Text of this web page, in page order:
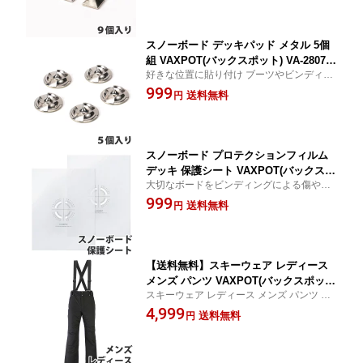
スノーボード デッキパッド メタル 5個
組 VAXPOT(バックスポット) VA-2807
シルバー 金属 5個セット スノボ デッキ
パッド スノーボード 滑り止め スノボ
好きな位置に貼り付け ブーツやビンディン
グの位置にあわせて デッキパッド デッキパ
ット 滑り止め スノボ スノーボード
999円 送料無料
スノーボード プロテクションフィルム
デッキ 保護シート VAXPOT(バックスポ
ット) VA-2858 2枚1組 厚さ0.3mm スノ
ボ ボード 板 デッキ 保護 フィルム ビン
大切なボードをビンディングによる傷やへ
こみから守る 保護フィルム 保護シート
999円 送料無料
【送料無料】スキーウェア レディース
メンズ パンツ VAXPOT(バックスポッ
ト) スキー ウェア パンツ VA-2100【耐
水圧 5000mm 撥水加工 透湿 3000g パ
スキーウェア レディース メンズ パンツ を
はじめ VAXPOT の ゴーグル グローブ ビー
ニー プロテクター ソックス スノーブーツ
4,999円 送料無料